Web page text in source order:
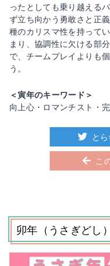
ったとしても乗り越える
ず立ち向かう勇敢さと正
種のカリスマ性を持って
まり、協調性に欠ける部
で、チームプレイよりも
う。
＜寅年のキーワード＞
向上心・ロマンチスト・
と
こ
卯年（うさぎどし